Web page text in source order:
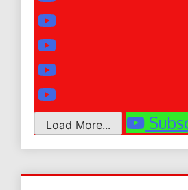
Load More...